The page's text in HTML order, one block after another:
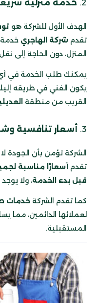
2. خدمة منزلية
الهدف الأول للشركة هو
تقدم شركة الهاجري خدمة
المنزل، دون الحاجة إلى
يمكنك طلب الخدمة في
يكون الفني في طريقه
القريب من منطقة
3. أسعار تنافسية
الشركة تؤمن بأن الجودة
تقدم أسعارًا مناسبة
قبل بدء الخدمة، ولا
كما تقدم الشركة خدمات
لعملائها الدائمين، مما
المستقبلية.